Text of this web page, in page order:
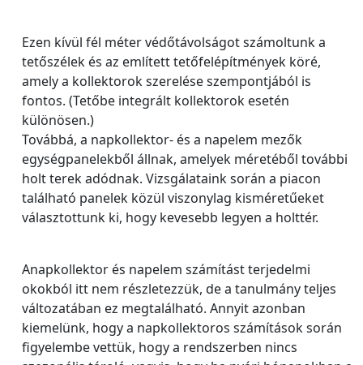
Ezen kívül fél méter védőtávolságot számoltunk a
tetőszélek és az említett tetőfelépítmények köré,
amely a kollektorok szerelése szempontjából is
fontos. (Tetőbe integrált kollektorok esetén
különösen.)
Továbbá, a napkollektor- és a napelem mezők
egységpanelekből állnak, amelyek méretéből további
holt terek adódnak. Vizsgálataink során a piacon
található panelek közül viszonylag kisméretűeket
választottunk ki, hogy kevesebb legyen a holttér.
Anapkollektor és napelem számítást terjedelmi
okokból itt nem részletezzük, de a tanulmány teljes
változatában ez megtalálható. Annyit azonban
kiemelünk, hogy a napkollektoros számítások során
figyelembe vettük, hogy a rendszerben nincs